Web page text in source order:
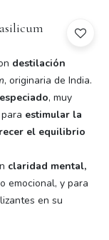
destilación
, originaria de India.
, muy
estimular la
el equilibrio
claridad mental,
emocional, y para
en su